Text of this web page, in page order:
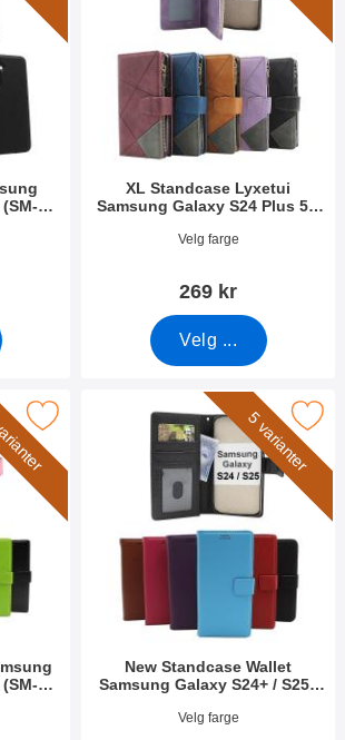
XL Standcase Lyxetui
Samsung Galaxy S24 Plus 5G
Varenummer 49908
Velg farge
269 kr
Velg ...
S24 Plus 5G (SM-S926B/DS) som
5 varianter
New Standcase Wallet
Samsung Galaxy S24+ / S25+
Varenummer 49913
Velg farge
Merk new Standcase Wallet Samsung